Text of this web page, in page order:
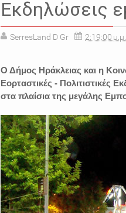
Εκδηλώσεις
SerresLand D Gr 2:19:00 μ.μ.
Ο Δήμος Ηράκλειας και η
Εορταστικές - Πολιτιστικές
στα πλαίσια της μεγάλης